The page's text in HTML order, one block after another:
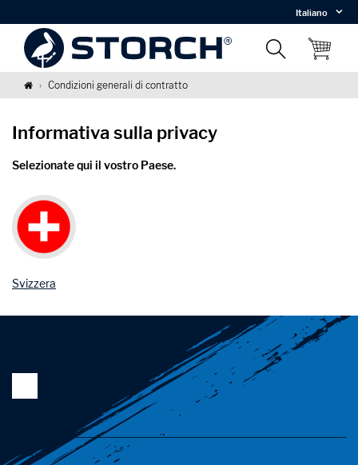
Italiano
Condizioni generali di contratto
Informativa sulla privacy
Selezionate qui il vostro Paese.
Svizzera